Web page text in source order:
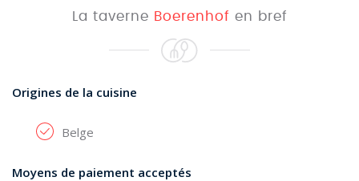
La taverne Boerenhof en bref
Origines de la cuisine
Belge
Moyens de paiement acceptés